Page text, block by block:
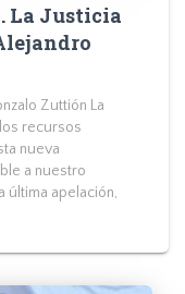
La Justicia
Zuttión La
recursos
nueva
a nuestro
última apelación,